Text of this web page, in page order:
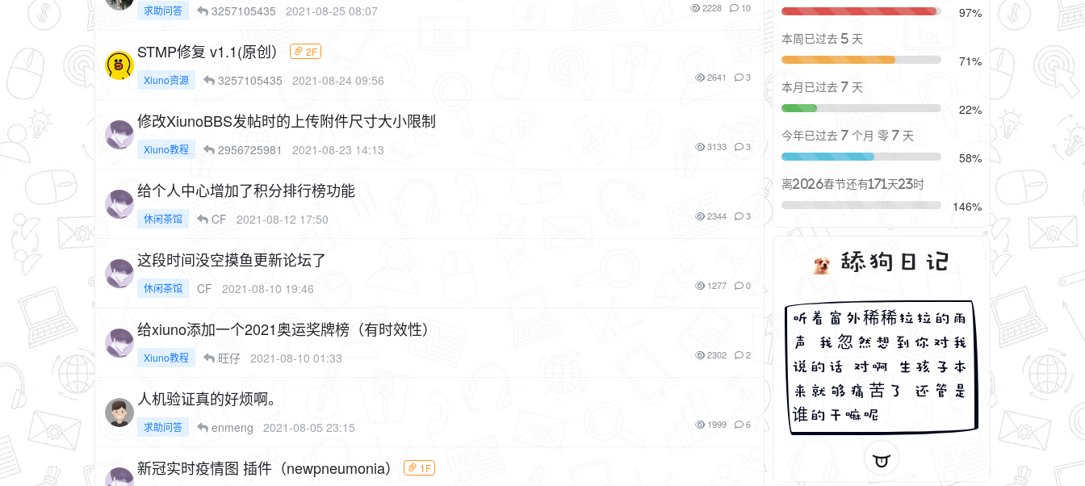
求助问答 3257105435 2021-08-25 08:07 2228 10
STMP修复 v1.1(原创） 2F
Xiuno资源 3257105435 2021-08-24 09:56 2641 3
修改XiunoBBS发帖时的上传附件尺寸大小限制
Xiuno教程 2956725981 2021-08-23 14:13 3133 3
给个人中心增加了积分排行榜功能
休闲茶馆 CF 2021-08-12 17:50 2344 3
这段时间没空摸鱼更新论坛了
休闲茶馆 CF 2021-08-10 19:46 1277 0
给xiuno添加一个2021奥运奖牌榜（有时效性）
Xiuno教程 旺仔 2021-08-10 01:33 2302 2
人机验证真的好烦啊。
求助问答 enmeng 2021-08-05 23:15 1999 6
新冠实时疫情图 插件（newpneumonia） 1F
97%
本周已过去 5 天
71%
本月已过去 7 天
22%
今年已过去 7 个月 零 7 天
58%
离2026春节还有171天23时
146%
舔狗日记
听着窗外稀稀拉拉的雨
声 我忽然想到你对我
说的话 对啊 生孩子本
来就够痛苦了 还管是
谁的干嘛呢
一篇